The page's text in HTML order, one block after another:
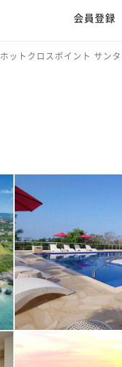
会員登録
ホットクロスポイント サン